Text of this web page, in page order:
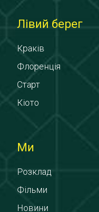
Лівий берег
Краків
Флоренція
Старт
Кіото
Ми
Розклад
Фільми
Новини